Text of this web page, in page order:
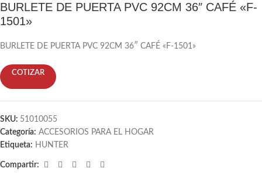
BURLETE DE PUERTA PVC 92CM 36″ CAFÉ «F-
1501»
BURLETE DE PUERTA PVC 92CM 36″ CAFÉ «F-1501»
COTIZAR
SKU: 51010055
Categoría: ACCESORIOS PARA EL HOGAR
Etiqueta: HUNTER
Compartir: